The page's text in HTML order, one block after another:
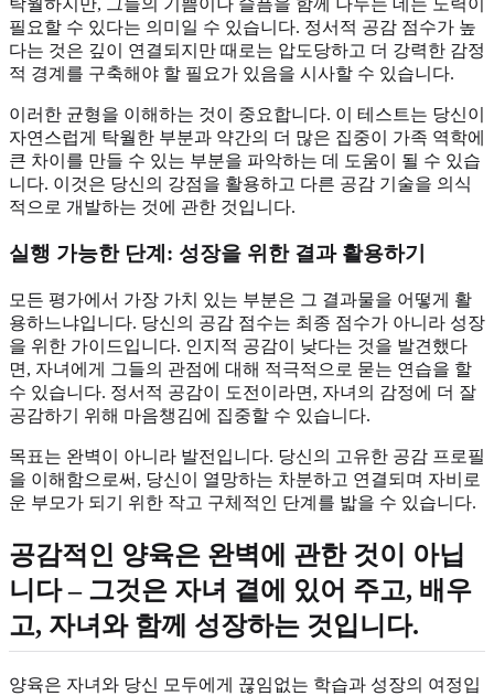
필요할 수 있다는 의미일 수 있습니다. 정서적 공감 점수가 높
다는 것은 깊이 연결되지만 때로는 압도당하고 더 강력한 감정
적 경계를 구축해야 할 필요가 있음을 시사할 수 있습니다.
이러한 균형을 이해하는 것이 중요합니다. 이 테스트는 당신이
자연스럽게 탁월한 부분과 약간의 더 많은 집중이 가족 역학에
큰 차이를 만들 수 있는 부분을 파악하는 데 도움이 될 수 있습
니다. 이것은 당신의 강점을 활용하고 다른 공감 기술을 의식
적으로 개발하는 것에 관한 것입니다.
실행 가능한 단계: 성장을 위한 결과 활용하기
모든 평가에서 가장 가치 있는 부분은 그 결과물을 어떻게 활
용하느냐입니다. 당신의 공감 점수는 최종 점수가 아니라 성장
을 위한 가이드입니다. 인지적 공감이 낮다는 것을 발견했다
면, 자녀에게 그들의 관점에 대해 적극적으로 묻는 연습을 할
수 있습니다. 정서적 공감이 도전이라면, 자녀의 감정에 더 잘
공감하기 위해 마음챙김에 집중할 수 있습니다.
목표는 완벽이 아니라 발전입니다. 당신의 고유한 공감 프로필
을 이해함으로써, 당신이 열망하는 차분하고 연결되며 자비로
운 부모가 되기 위한 작고 구체적인 단계를 밟을 수 있습니다.
공감적인 양육은 완벽에 관한 것이 아닙
니다 – 그것은 자녀 곁에 있어 주고, 배우
고, 자녀와 함께 성장하는 것입니다.
양육은 자녀와 당신 모두에게 끊임없는 학습과 성장의 여정입